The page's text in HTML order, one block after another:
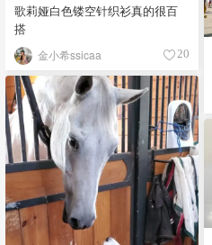
歌莉娅白色镂空针织衫真的很百
搭
金小希ssicaa 20